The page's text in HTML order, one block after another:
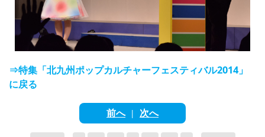
⇒特集「北九州ポップカルチャーフェスティバル2014」
に戻る
前へ| 次へ